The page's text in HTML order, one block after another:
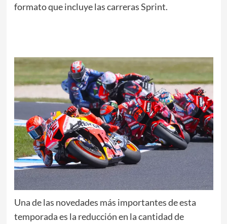
formato que incluye las carreras Sprint.
Una de las novedades más importantes de esta
temporada es la reducción en la cantidad de